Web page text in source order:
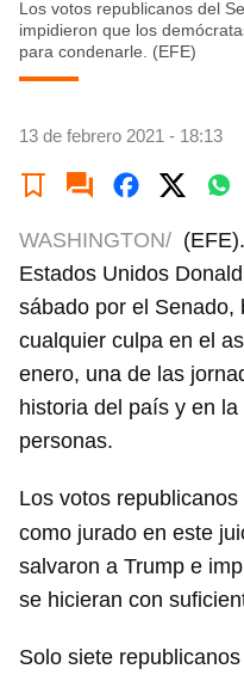
Los votos republicanos del
impidieron que los
para condenarle. (EFE)
13 de febrero 2021 - 18:13
WASHINGTON/
Estados Unidos
sábado por el Senado,
cualquier culpa en el
enero, una de las
historia del país y en
personas.
Los votos
como jurado en este
salvaron a Trump e
se hicieran con
Solo siete